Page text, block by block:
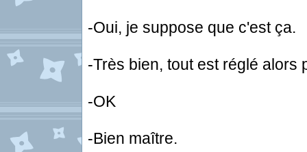
-Oui, je suppose que c'est ça.
-Très bien, tout est réglé alors
-OK
-Bien maître.